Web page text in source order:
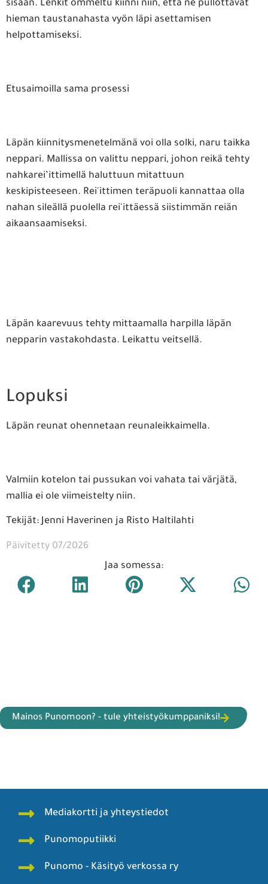
sisään. Lenkit ommeltu kiinni niin, että ne pullottavat
hieman taustanahasta vyön läpi asettamisen
helpottamiseksi.
Etusaimoilla sama prosessi
Läpän kiinnitysmenetelmänä voi olla solki, naru taikka
neppari. Mallissa on valittu neppari, johon reikä tehty
nahkarei’ittimellä haluttuun mitattuun
keskipisteeseen. Rei'ittimen teräpuoli kannattaa olla
nahan sileällä puolella rei'ittäessä siistimmän reiän
aikaansaamiseksi.
Läpän kaarevuus tehty mittaamalla harpilla läpän
nepparin vastakohdasta. Leikattu veitsellä.
Lopuksi
Läpän reunat ohennetaan reunaleikkaimella.
Valmiin kotelon tai pussukan voi vahata tai värjätä,
mallia ei ole viimeistelty niin.
Tekijät: Jenni Haverinen ja Risto Haltilahti
Päivitetty 07/2026
Jaa somessa:
Mainos Punomoon? - tule yhteistyökumppaniksi!
Mediakortti ja yhteystiedot
Punomoputiikki
Punomo - Käsityö verkossa ry